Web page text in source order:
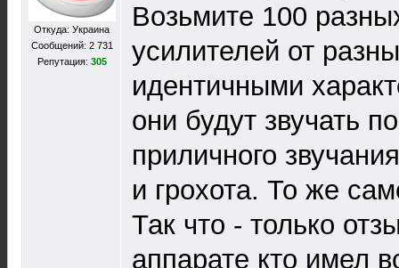
Откуда: Украина
Сообщений: 2 731
Репутация: 305
Возьмите 100
усилителей от
идентичными
они будут звучать
приличного
и грохота. То же
Так что - только
аппарате кто имел